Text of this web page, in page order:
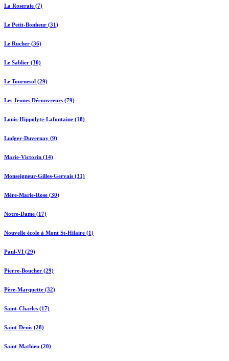
La Roseraie (7)
Le Petit-Bonheur (31)
Le Rucher (36)
Le Sablier (30)
Le Tournesol (29)
Les Jeunes Découvreurs (79)
Louis-Hippolyte-Lafontaine (18)
Ludger-Duvernay (9)
Marie-Victorin (14)
Monseigneur-Gilles-Gervais (31)
Mère-Marie-Rose (30)
Notre-Dame (17)
Nouvelle école à Mont St-Hilaire (1)
Paul-VI (29)
Pierre-Boucher (29)
Père-Marquette (32)
Saint-Charles (17)
Saint-Denis (28)
Saint-Mathieu (20)